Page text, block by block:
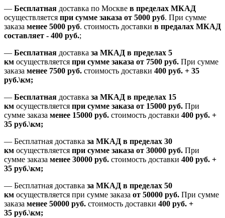
— Бесплатная доставка по Москве в пределах МКАД
осуществляется при сумме заказа от 5000 руб. При сумме
заказа менее 5000 руб. стоимость доставки в предалах МКАД
составляет - 400 руб.;
— Бесплатная доставка за МКАД в пределах 5
км осуществляется при сумме заказа от 7500 руб. При сумме
заказа менее 7500 руб. стоимость доставки 400 руб. + 35
руб.\км;
— Бесплатная доставка за МКАД в пределах 15
км осуществляется при сумме заказа от 15000 руб. При
сумме заказа менее 15000 руб. стоимость доставки 400 руб. +
35 руб.\км;
— Бесплатная доставка за МКАД в пределах 30
км осуществляется при сумме заказа от 30000 руб. При
сумме заказа менее 30000 руб. стоимость доставки 400 руб. +
35 руб.\км;
— Бесплатная доставка за МКАД в пределах 50
км осуществляется при сумме заказа от 50000 руб. При сумме
заказа менее 50000 руб. стоимость доставки 400 руб. +
35 руб.\км;